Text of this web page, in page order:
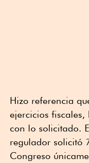
Hizo referencia
ejercicios
con lo solicitado.
regulador solicitó
Congreso